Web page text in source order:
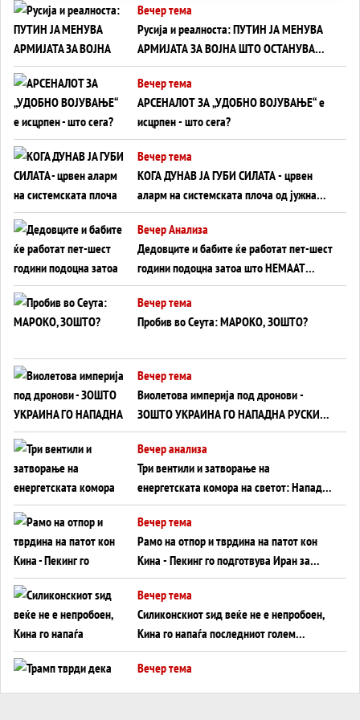
Вечер тема
Русија и реалноста: ПУТИН ЈА МЕНУВА
АРМИЈАТА ЗА ВОЈНА ШТО ОСТАНУВА
БЕЗ ФРОНТ
Вечер тема
АРСЕНАЛОТ ЗА „УДОБНО ВОЈУВАЊЕ“ е
исцрпен - што сега?
Вечер тема
КОГА ДУНАВ ЈА ГУБИ СИЛАТА - црвен
аларм на системската плоча од јужна
Германија до Црното Море...
Вечер Анализа
Дедовците и бабите ќе работат пет-шест
години подоцна затоа што НЕМААТ
ВНУЦИ ДА ГИ ЗАМЕНАТ
Вечер тема
Пробив во Сеута: МАРОКО, ЗОШТО?
Вечер тема
Виолетова империја под дронови -
ЗОШТО УКРАИНА ГО НАПАДНА РУСКИОТ
WILDBERRIES
Вечер анализа
Три вентили и затворање на
енергетската комора на светот: Нападот
во Суец најавува глобален енергетски
инфаркт?
Вечер тема
Рамо на отпор и тврдина на патот кон
Кина - Пекинг го подготвува Иран за
американска копнена инвазија
Вечер тема
Силиконскиот ѕид веќе не е непробоен,
Кина го напаѓа последниот голем
монопол на Западот?
Вечер тема